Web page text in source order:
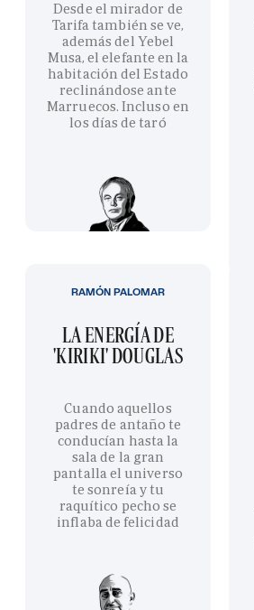
Desde el mirador de
Tarifa también se ve,
además del Yebel
Musa, el elefante en la
habitación del Estado
reclinándose ante
Marruecos. Incluso en
los días de taró
LA ENERGÍA DE
'KIRIKI' DOUGLAS
Cuando aquellos
padres de antaño te
conducían hasta la
sala de la gran
pantalla el universo
te sonreía y tu
raquítico pecho se
inflaba de felicidad
RAMÓN PALOMAR